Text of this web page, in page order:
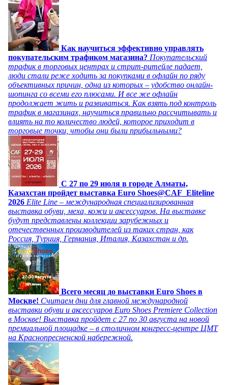
Как научиться эффективно управлять
покупательским трафиком магазина? Покупательский
трафик в торговых центрах и стрит-ритейле падает,
люди стали реже ходить за покупками в офлайн по ряду
объективных причин, одна из которых – удобство онлайн-
шопинга со всеми его плюсами. И все же офлайн
продолжает жить и развиваться. Как взять под контроль
трафик в магазинах, научиться правильно рассчитывать и
влиять на то количество людей, которое приходит в
торговые точки, чтобы они были прибыльными?
C 27 по 29 июля в городе Алматы,
Казахстан пройдет выставка Euro Shoes@CAF_Eliteline
2026 Elite Line – международная специализированная
выставка обуви, меха, кожи и аксессуаров. На выставке
будут представлены коллекции зарубежных и
отечественных производителей из таких стран, как
Россия, Турция, Германия, Италия, Казахстан и др.
Всего месяц до выставки Euro Shoes в
Москве! Считаем дни для главной международной
выставки обуви и аксессуаров Euro Shoes Premiere Collection
в Москве! Выставка пройдет с 27 по 30 августа на новой
премиальной площадке – в столичном конгресс-центре ЦМТ
на Краснопресненской набережной.